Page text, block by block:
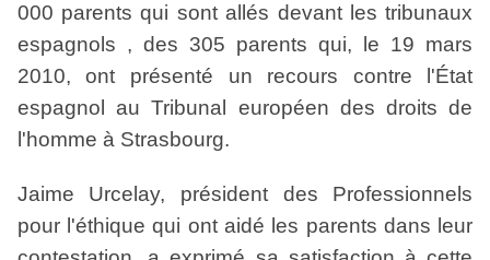
000 parents qui sont allés devant les tribunaux
espagnols , des 305 parents qui, le 19 mars
2010, ont présenté un recours contre l'État
espagnol au Tribunal européen des droits de
l'homme à Strasbourg.
Jaime Urcelay, président des Professionnels
pour l'éthique qui ont aidé les parents dans leur